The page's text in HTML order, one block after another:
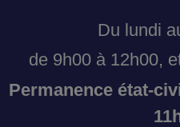
Du lundi
de 9h00 à 12h00,
Permanence état-